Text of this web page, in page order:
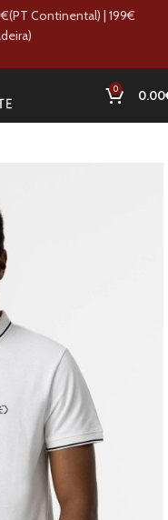
0 0.00
€(PT Continental) | 199€